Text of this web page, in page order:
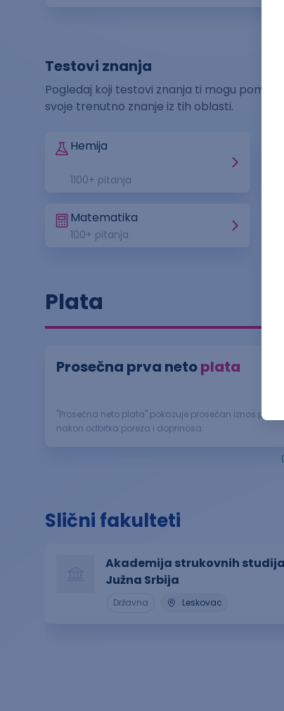
Testovi znanja
Pogledaj koji testovi znanja ti mogu
svoje trenutno znanje iz tih oblasti.
Hemija
1100+ pitanja
Matematika
100+ pitanja
Plata
Prosečna prva netoplata
"Prosečna neto plata" pokazuje prosečan iznos plate
nakon odbitka poreza i doprinosa.
Slični fakulteti
Akademija strukovnih studija
Južna Srbija
Državna Leskovac